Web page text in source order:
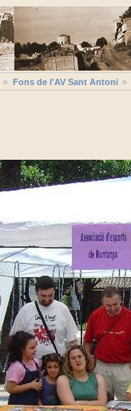
Fons de l'AV Sant Antoni